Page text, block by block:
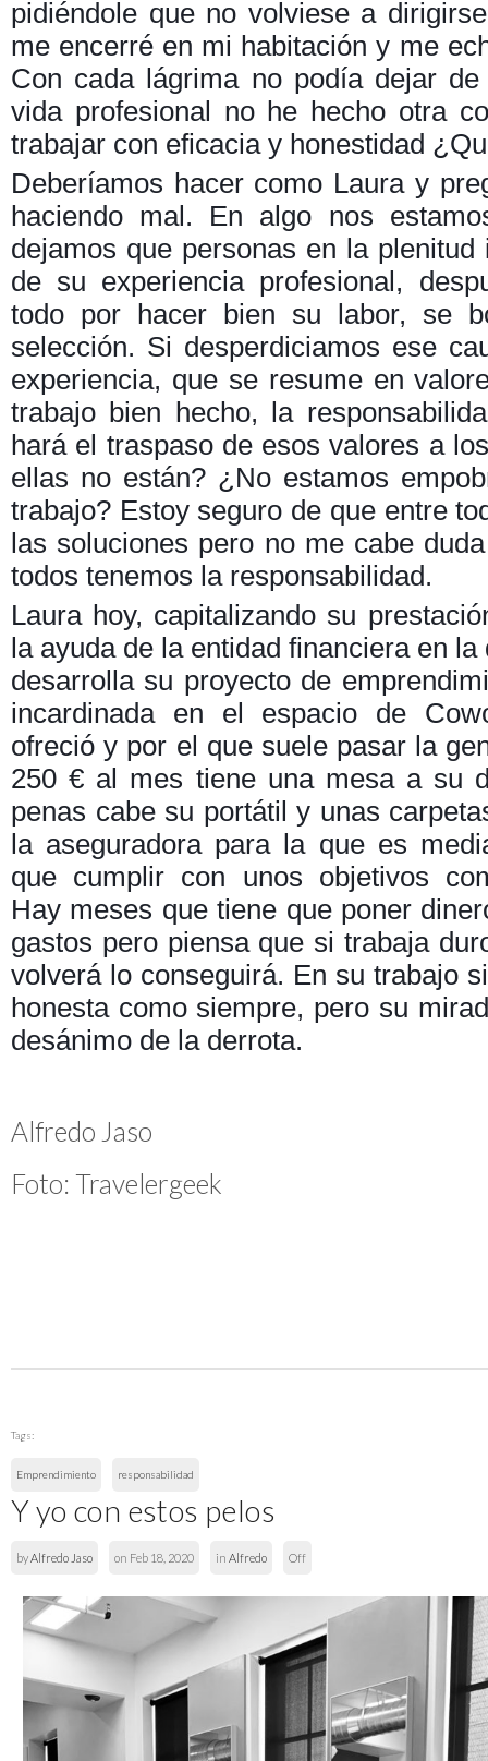
pidiéndole que no volviese a
me encerré en mi habitación y me
Con cada lágrima no podía dejar
vida profesional no he hecho otra
trabajar con eficacia y honestidad
Deberíamos hacer como Laura y
haciendo mal. En algo nos
dejamos que personas en la
de su experiencia profesional,
todo por hacer bien su labor, se
selección. Si desperdiciamos ese
experiencia, que se resume en
trabajo bien hecho, la
hará el traspaso de esos valores a
ellas no están? ¿No estamos
trabajo? Estoy seguro de que entre
las soluciones pero no me cabe
todos tenemos la responsabilidad.
Laura hoy, capitalizando su
la ayuda de la entidad financiera en
desarrolla su proyecto de
incardinada en el espacio de
ofreció y por el que suele pasar la
250 € al mes tiene una mesa a su
penas cabe su portátil y unas
la aseguradora para la que es
que cumplir con unos objetivos
Hay meses que tiene que poner
gastos pero piensa que si trabaja
volverá lo conseguirá. En su trabajo
honesta como siempre, pero su
desánimo de la derrota.
Alfredo Jaso
Foto: Travelergeek
Tags:
Emprendimiento responsabilidad
Y yo con estos pelos
byAlfredo Jaso on Feb 18, 2020 in Alfredo Off